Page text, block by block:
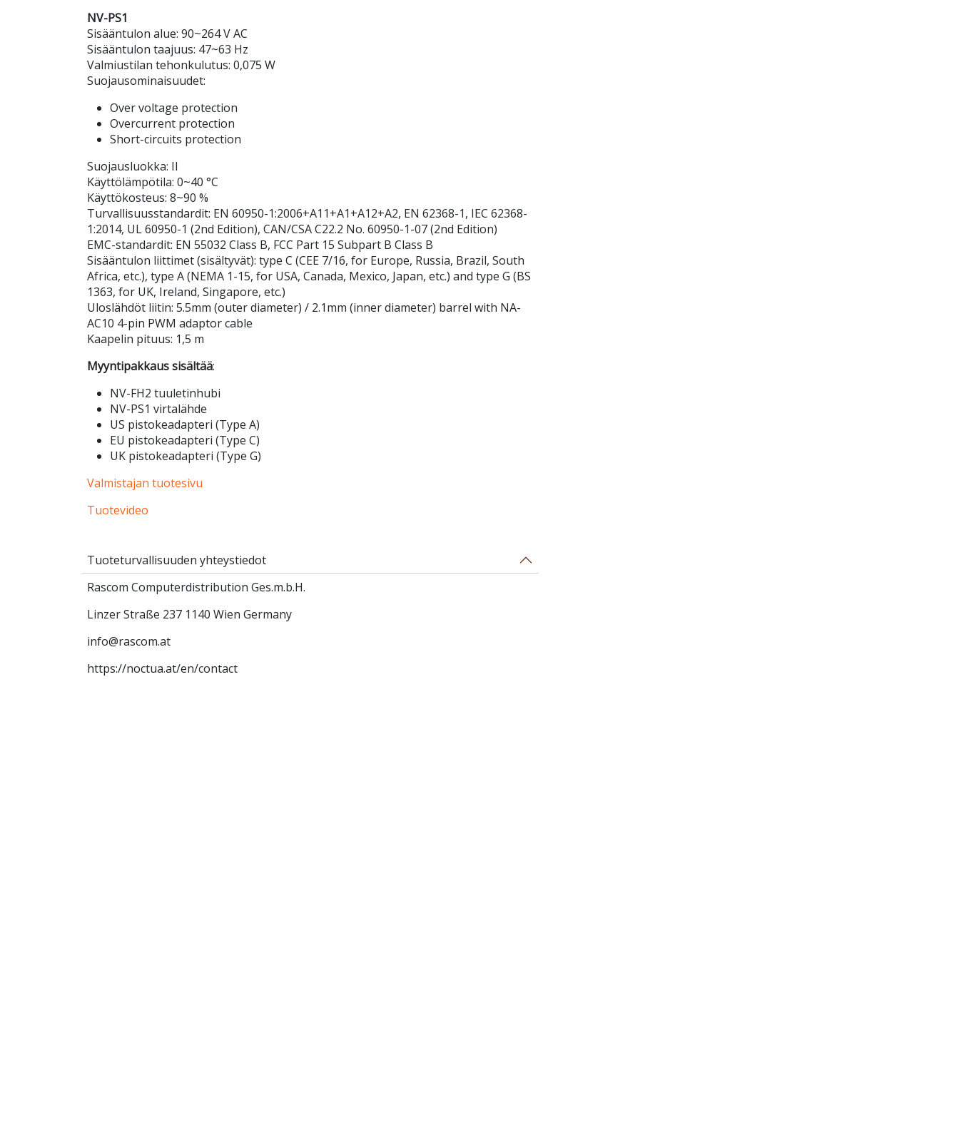
NV-PS1
Sisääntulon alue: 90~264 V AC
Sisääntulon taajuus: 47~63 Hz
Valmiustilan tehonkulutus: 0,075 W
Suojausominaisuudet:
Over voltage protection
Overcurrent protection
Short-circuits protection
Suojausluokka: II
Käyttölämpötila: 0~40 °C
Käyttökosteus: 8~90 %
Turvallisuusstandardit: EN 60950-1:2006+A11+A1+A12+A2, EN 62368-1, IEC 62368-
1:2014, UL 60950-1 (2nd Edition), CAN/CSA C22.2 No. 60950-1-07 (2nd Edition)
EMC-standardit: EN 55032 Class B, FCC Part 15 Subpart B Class B
Sisääntulon liittimet (sisältyvät): type C (CEE 7/16, for Europe, Russia, Brazil, South
Africa, etc.), type A (NEMA 1-15, for USA, Canada, Mexico, Japan, etc.) and type G (BS
1363, for UK, Ireland, Singapore, etc.)
Uloslähdöt liitin: 5.5mm (outer diameter) / 2.1mm (inner diameter) barrel with NA-
AC10 4-pin PWM adaptor cable
Kaapelin pituus: 1,5 m
Myyntipakkaus sisältää:
NV-FH2 tuuletinhubi
NV-PS1 virtalähde
US pistokeadapteri (Type A)
EU pistokeadapteri (Type C)
UK pistokeadapteri (Type G)
Valmistajan tuotesivu
Tuotevideo
Tuoteturvallisuuden yhteystiedot
Rascom Computerdistribution Ges.m.b.H.
Linzer Straße 237 1140 Wien Germany
info@rascom.at
https://noctua.at/en/contact